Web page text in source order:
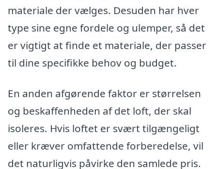
materiale der vælges. Desuden har hver
type sine egne fordele og ulemper, så det
er vigtigt at finde et materiale, der passer
til dine specifikke behov og budget.
En anden afgørende faktor er størrelsen
og beskaffenheden af det loft, der skal
isoleres. Hvis loftet er svært tilgængeligt
eller kræver omfattende forberedelse, vil
det naturligvis påvirke den samlede pris.